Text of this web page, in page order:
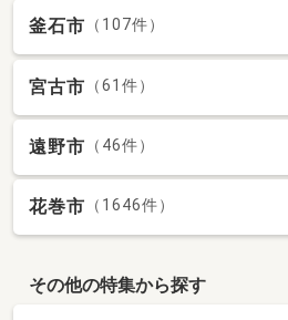
釜石市 （107件）
宮古市 （61件）
遠野市 （46件）
花巻市 （1646件）
その他の特集から探す